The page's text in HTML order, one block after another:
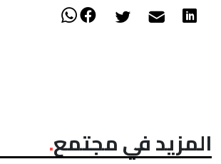
المزيد في مجتمع